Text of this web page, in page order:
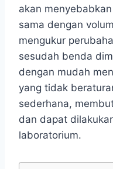
akan
sama dengan
mengukur
sesudah benda
dengan mudah
yang tidak
sederhana,
dan dapat
laboratorium.